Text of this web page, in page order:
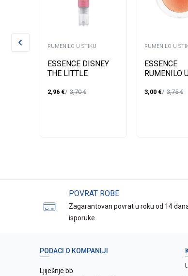
RUMENILO U STIKU
ESSENCE DISNEY
THE LITTLE
BLUSH 01
2,96 € 3,70€
RUMENILO U
ESSENCE
RUMENILO
3,00 € 3,75€
POVRAT ROBE
Zagarantovan povrat u roku od 14
isporuke.
PODACI O KOMPANIJI
Ljiješnje bb